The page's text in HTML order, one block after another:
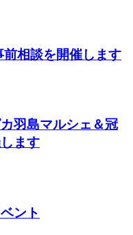
相談を開催します
羽島マルシェ＆冠
ます
ント